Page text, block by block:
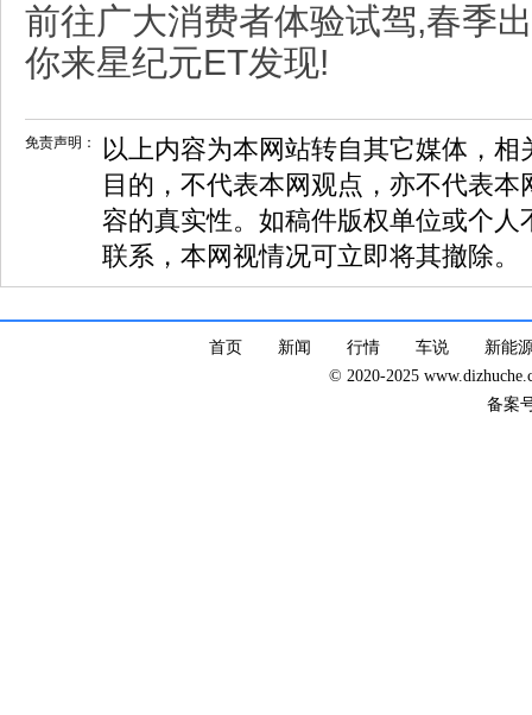
前往广大消费者体验试驾,春季
你来星纪元ET发现!
免责声明：
以上内容为本网站转自其它媒体，
目的，不代表本网观点，亦不代表
容的真实性。如稿件版权单位或个
联系，本网视情况可立即将其撤除。
首页 新闻 行情 车说
新能
© 2020-2025
备案